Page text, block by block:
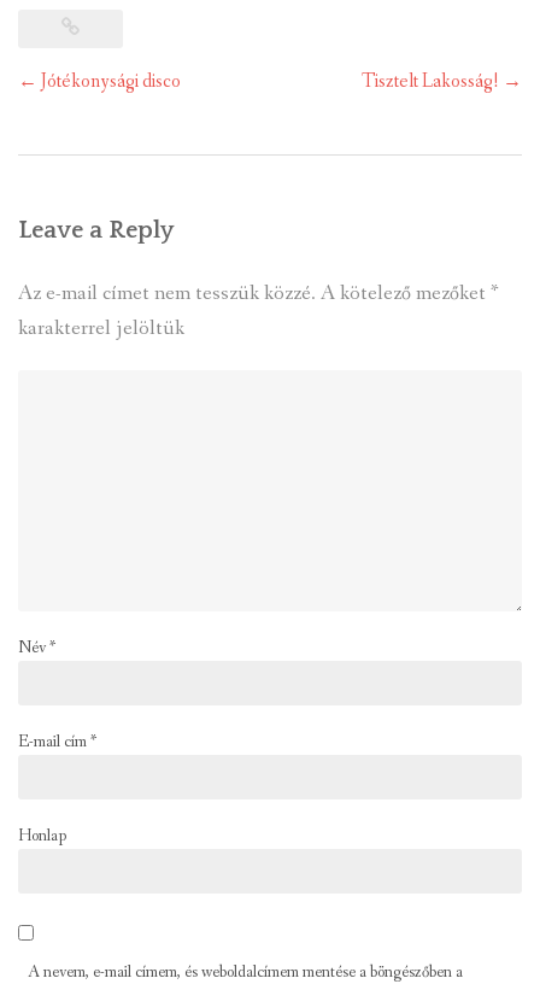
Post
← Jótékonysági disco Tisztelt Lakosság! →
Leave a Reply
Az e-mail címet nem tesszük közzé. A kötelező mezőket *
karakterrel jelöltük
Név*
E-mail cím*
Honlap
A nevem, e-mail címem, és weboldalcímem mentése a böngészőben a